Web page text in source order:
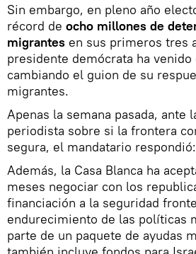
Sin embargo, en pleno año
récord de ocho millones de
migrantes en sus primeros tres
presidente demócrata ha
cambiando el guion de su
migrantes.
Apenas la semana pasada, ante
periodista sobre si la frontera
segura, el mandatario
Además, la Casa Blanca ha
meses negociar con los
financiación a la seguridad
endurecimiento de las políticas
parte de un paquete de ayudas